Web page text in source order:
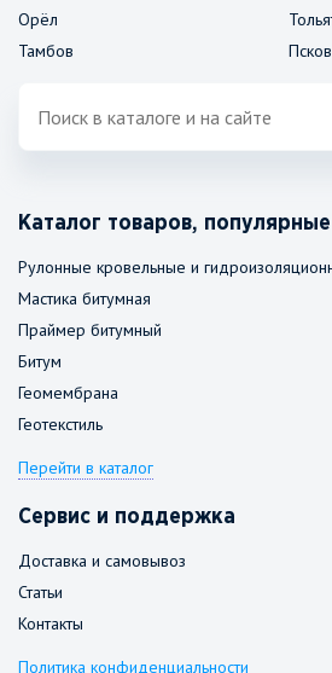
Орёл
Тамбов
Псков
Каталог товаров,
Рулонные кровельные и
Мастика битумная
Праймер битумный
Битум
Геомембрана
Геотекстиль
Перейти в каталог
Сервис и поддержка
Доставка и самовывоз
Статьи
Контакты
Политика конфиденциальности